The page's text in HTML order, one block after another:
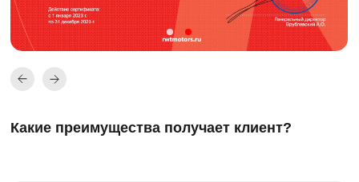
Какие преимущества получает клиент?